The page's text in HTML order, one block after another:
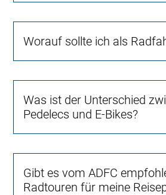
Worauf sollte ich als
Was ist der Unterschied
Pedelecs und E-Bikes?
Gibt es vom ADFC
Radtouren für meine